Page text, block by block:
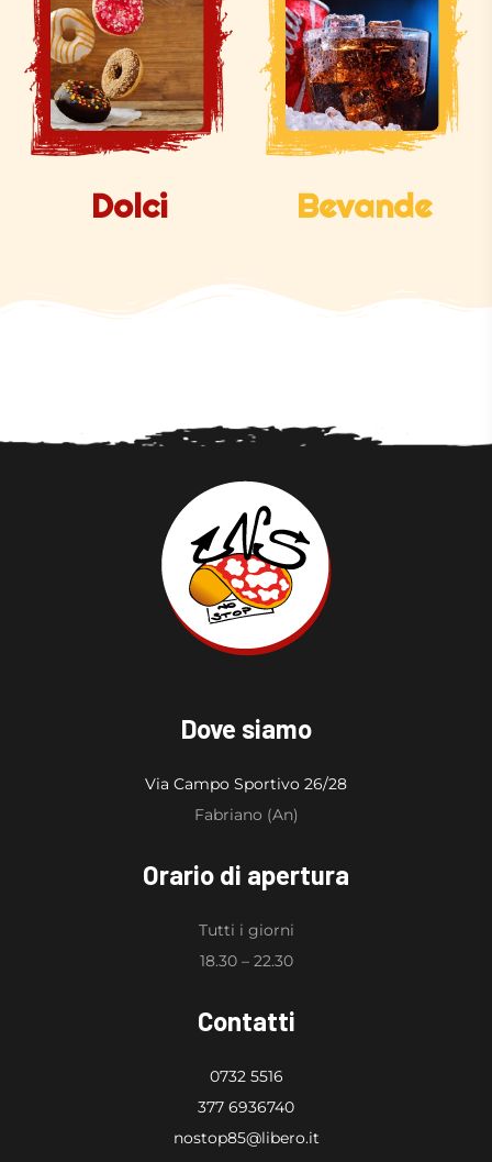
Dolci Bevande
Dove siamo
Via Campo Sportivo 26/28
Fabriano (An)
Orario di apertura
Tutti i giorni
18.30 – 22.30
Contatti
0732 5516
377 6936740
nostop85@libero.it